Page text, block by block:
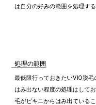
は自分の好みの範囲を処理す
処理の範囲
最低限行っておきたいVIO脱
はみ出ない程度の処理はして
毛がビキニからはみ出ている